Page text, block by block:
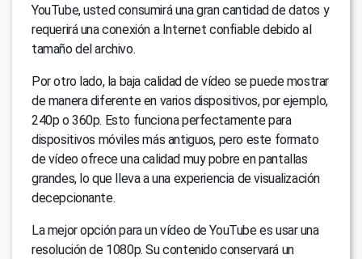
YouTube, usted consumirá una gran cantidad de datos y
requerirá una conexión a Internet confiable debido al
tamaño del archivo.
Por otro lado, la baja calidad de vídeo se puede mostrar
de manera diferente en varios dispositivos, por ejemplo,
240p o 360p. Esto funciona perfectamente para
dispositivos móviles más antiguos, pero este formato
de vídeo ofrece una calidad muy pobre en pantallas
grandes, lo que lleva a una experiencia de visualización
decepcionante.
La mejor opción para un vídeo de YouTube es usar una
resolución de 1080p. Su contenido conservará un